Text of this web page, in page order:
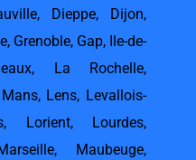
, Dieppe, Dijon,
, Grenoble, Gap,
Ile-de-
, La Rochelle,
, Lens, Levallois-
, Lorient, Lourdes,
, Maubeuge,